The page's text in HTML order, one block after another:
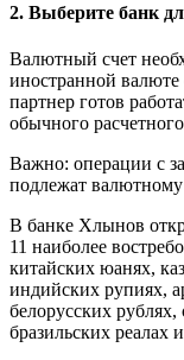
2. Выберите банк
Валютный счет
иностранной
партнер готов
обычного
Важно: операции с
подлежат
В банке Хлынов
11 наиболее
китайских юанях,
индийских рупиях,
белорусских
бразильских реалах